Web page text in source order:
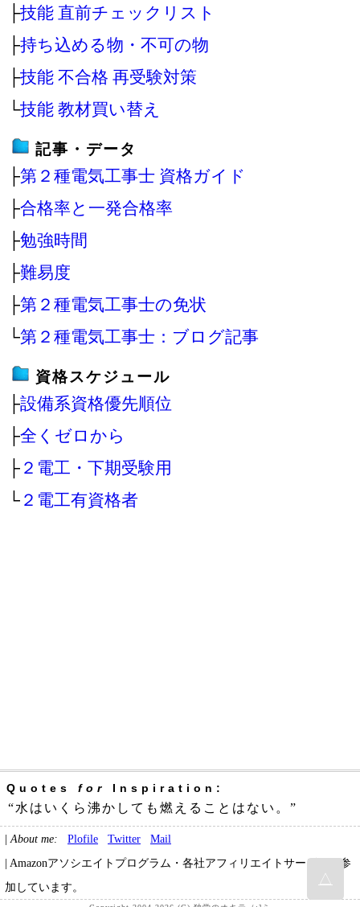
├技能 直前チェックリスト
├持ち込める物・不可の物
├技能 不合格 再受験対策
└技能 教材買い替え
記事・データ
├第２種電気工事士 資格ガイド
├合格率と一発合格率
├勉強時間
├難易度
├第２種電気工事士の免状
└第２種電気工事士：ブログ記事
資格スケジュール
├設備系資格優先順位
├全くゼロから
├ ２電工・下期受験用
└ ２電工有資格者
Quotes for Inspiration:
“水はいくら沸かしても燃えることはない。”
|About me: Plofile Twitter
Mail
| Amazonアソシエイトプログラム・各社アフィリエイトサービスに参
加しています。